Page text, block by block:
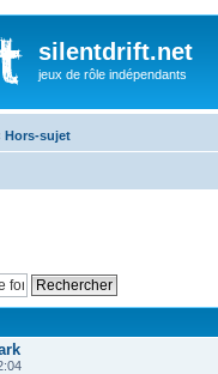
silentdrift.net
jeux de rôle indépendants
Hors-sujet